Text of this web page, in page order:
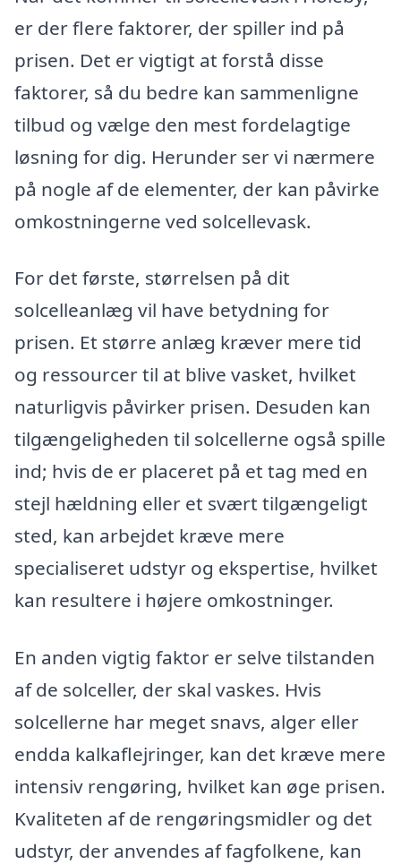
er der flere faktorer, der spiller ind på
prisen. Det er vigtigt at forstå disse
faktorer, så du bedre kan sammenligne
tilbud og vælge den mest fordelagtige
løsning for dig. Herunder ser vi nærmere
på nogle af de elementer, der kan påvirke
omkostningerne ved solcellevask.
For det første, størrelsen på dit
solcelleanlæg vil have betydning for
prisen. Et større anlæg kræver mere tid
og ressourcer til at blive vasket, hvilket
naturligvis påvirker prisen. Desuden kan
tilgængeligheden til solcellerne også spille
ind; hvis de er placeret på et tag med en
stejl hældning eller et svært tilgængeligt
sted, kan arbejdet kræve mere
specialiseret udstyr og ekspertise, hvilket
kan resultere i højere omkostninger.
En anden vigtig faktor er selve tilstanden
af de solceller, der skal vaskes. Hvis
solcellerne har meget snavs, alger eller
endda kalkaflejringer, kan det kræve mere
intensiv rengøring, hvilket kan øge prisen.
Kvaliteten af de rengøringsmidler og det
udstyr, der anvendes af fagfolkene, kan